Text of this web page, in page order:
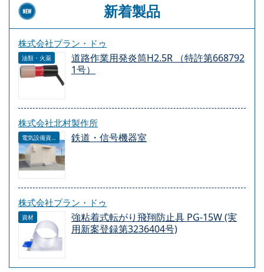
新着製品
株式会社プラン・ドゥ
油類・火薬
道路作業用発炎筒H2.5R （特許第668792
1号）
株式会社北村製作所
電気設備資材 鉄道・信号機器室
株式会社プラン・ドゥ
資材
強粘着式転がり飛翔防止具 PG-15W (実
用新案登録第3236404号)